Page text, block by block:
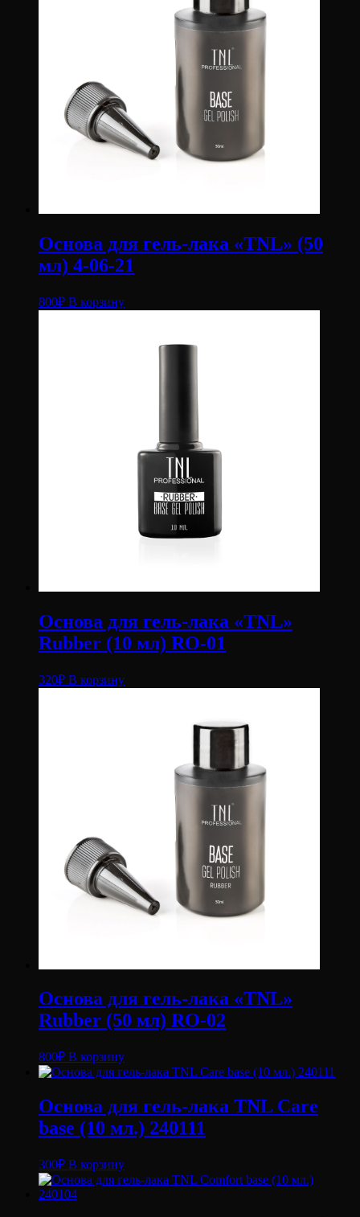
Основа для гель-лака «TNL» (50
мл) 4-06-21
800₽ В корзину
Основа для гель-лака «TNL»
Rubber (10 мл) RO-01
320₽ В корзину
Основа для гель-лака «TNL»
Rubber (50 мл) RO-02
800₽ В корзину
Основа для гель-лака TNL Care
base (10 мл.) 240111
300₽ В корзину